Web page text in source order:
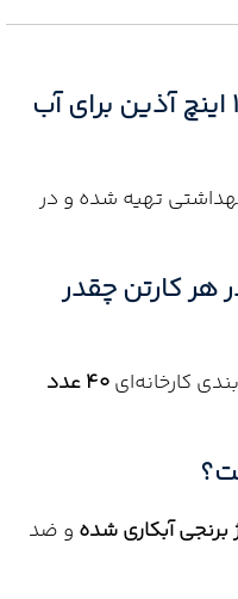
آیا سراهی بوشن فلزی 32*1 اینچ آذین برای آب
تهیه شده و در
آذین در هر کارتن چقدر
کارخانه‌ای40 عدد
برنجی آبکاری شده و ضد